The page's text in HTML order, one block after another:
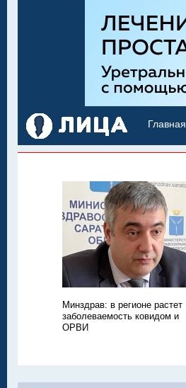
Главная
Минздрав: в регионе растет
заболеваемость ковидом и
ОРВИ